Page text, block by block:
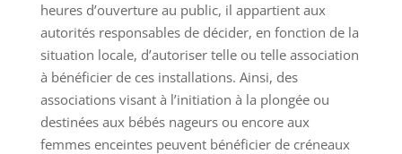
heures d’ouverture au public, il appartient aux
autorités responsables de décider, en fonction de la
situation locale, d’autoriser telle ou telle association
à bénéficier de ces installations. Ainsi, des
associations visant à l’initiation à la plongée ou
destinées aux bébés nageurs ou encore aux
femmes enceintes peuvent bénéficier de créneaux